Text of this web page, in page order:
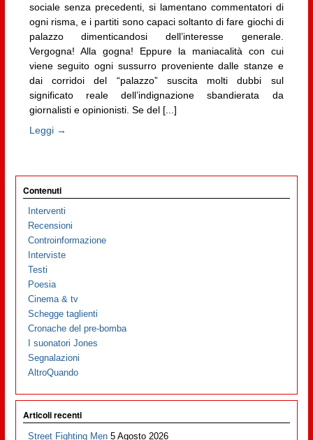
sociale senza precedenti, si lamentano commentatori di
ogni risma, e i partiti sono capaci soltanto di fare giochi di
palazzo dimenticandosi dell’interesse generale.
Vergogna! Alla gogna! Eppure la maniacalità con cui
viene seguito ogni sussurro proveniente dalle stanze e
dai corridoi del “palazzo” suscita molti dubbi sul
significato reale dell’indignazione sbandierata da
giornalisti e opinionisti. Se del [...]
Leggi →
Contenuti
Interventi
Recensioni
Controinformazione
Interviste
Testi
Poesia
Cinema & tv
Schegge taglienti
Cronache del pre-bomba
I suonatori Jones
Segnalazioni
AltroQuando
Articoli recenti
Street Fighting Men 5 Agosto 2026